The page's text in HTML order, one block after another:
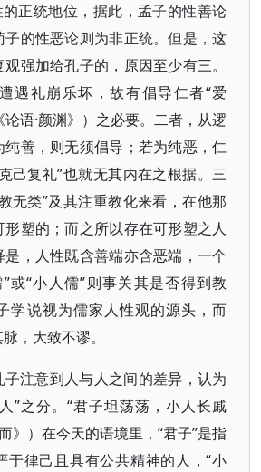
的正统地位，据此，孟子的性善论
的性恶论则为非正统。但是，这
强加给孔子的，原因至少有三。
遇礼崩乐坏，故有倡导仁者“爱
论语·颜渊》）之必要。二者，从逻
善，则无须倡导；若为纯恶，仁
己复礼”也就无其内在之根据。三
无类”及其注重教化来看，在他那
塑的；而之所以存在可形塑之人
，人性既含善端亦含恶端，一个
或“小人儒”则事关其是否得到教
学说视为儒家人性观的源头，而
，大致不谬。
注意到人与人之间的差异，认为
”之分。“君子坦荡荡，小人长戚
》）在今天的语境里，“君子”是指
于律己且具有公共精神的人，“小